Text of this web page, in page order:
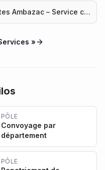
Convoyeur automobile Nantes Ambazac – Service convoyage
»
PÔLE
Convoyage par
département
PÔLE